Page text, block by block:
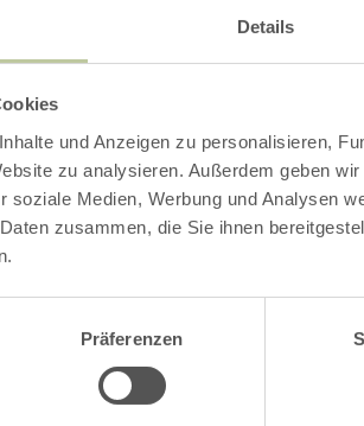
Details
und Anzeigen zu personalisieren,
zu analysieren. Außerdem geben
soziale Medien, Werbung und Analysen
zusammen, die Sie ihnen
Präferenzen